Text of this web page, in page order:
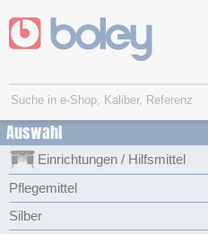
Auswahl
Einrichtungen / Hilfsmittel
Pflegemittel
Silber